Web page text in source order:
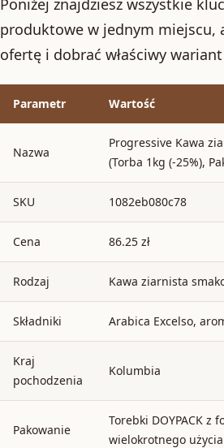
produktowe w jednym miejscu,
ofertę i dobrać właściwy
Parametr Wartość
Nazwa
Progressive Kawa
(Torba 1kg (-25%),
SKU 1082eb080c78
Cena 86.25 zł
Rodzaj Kawa ziarnista
Składniki Arabica Excelso,
Kraj
pochodzenia
Kolumbia
Pakowanie
Torebki DOYPACK z
wielokrotnego